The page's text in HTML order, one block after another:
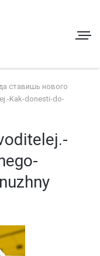
ставишь нового
Kak-donesti-do-